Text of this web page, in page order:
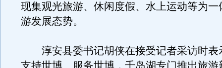
现集观光旅游、休闲度假、水上运动等为一
游发展态势。
淳安县委书记胡侠在接受记者采访时表
支持世博、服务世博，千岛湖专门推出旅游